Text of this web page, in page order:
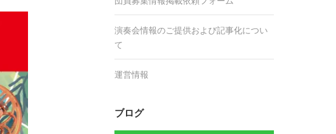
演奏会情報のご提供および記事化につい
て
運営情報
ブログ